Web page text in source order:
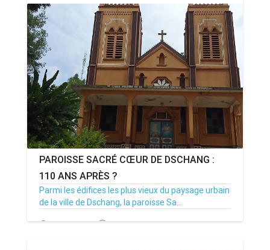
PAROISSE SACRÉ CŒUR DE DSCHANG :
110 ANS APRÈS ?
Parmi les édifices les plus vieux du paysage urbain
de la ville de Dschang, la paroisse Sa...
06/04/21 Par MenouActu 23